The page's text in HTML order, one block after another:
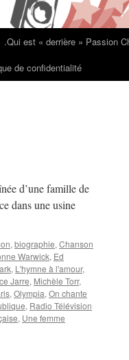
.Qui est « derrière » Passion
de confidentialité
d’une famille de
dans une usine
, biographie, Chanson
Warwick, Ed
, L'hymne à l'amour,
Jarre, Michèle Torr,
, Olympia, On chante
, Radio Télévision
, Une femme